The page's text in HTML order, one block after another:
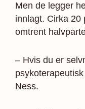
Men de legger
innlagt. Cirka 20
omtrent
– Hvis du er
Ness.